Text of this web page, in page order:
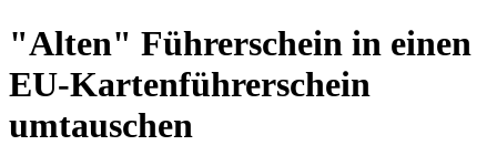
"Alten" Führerschein in einen
EU-Kartenführerschein
umtauschen